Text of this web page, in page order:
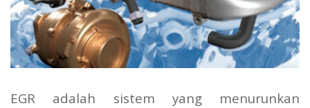
EGR adalah sistem yang menurunkan